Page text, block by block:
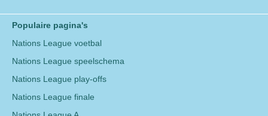
Populaire pagina's
Nations League voetbal
Nations League speelschema
Nations League play-offs
Nations League finale